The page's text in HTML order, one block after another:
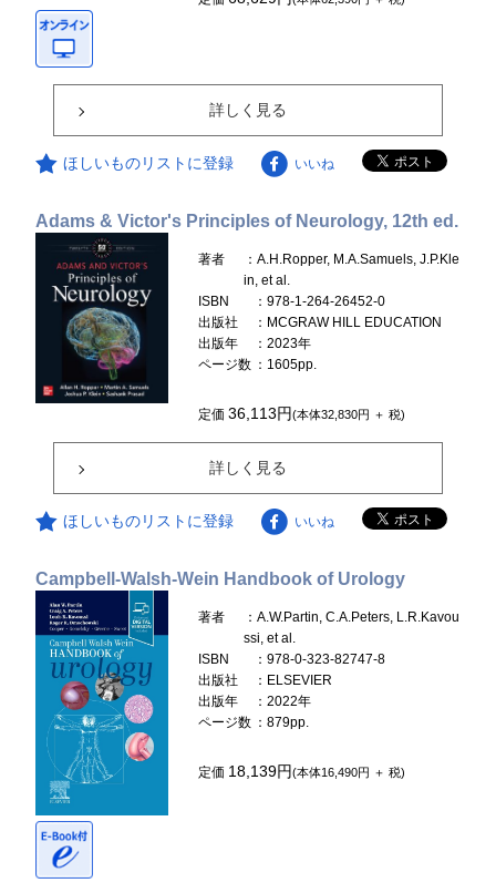
詳しく見る
ほしいものリストに登録 いいね
Adams & Victor's Principles of Neurology, 12th ed.
著者
：A.H.Ropper, M.A.Samuels, J.P.Kle
in, et al.
ISBN
：978-1-264-26452-0
出版社
：MCGRAW HILL EDUCATION
出版年
：2023年
ページ数 ：1605pp.
定価36,113円(本体32,830円 ＋ 税)
詳しく見る
ほしいものリストに登録 いいね
Campbell-Walsh-Wein Handbook of Urology
著者
：A.W.Partin, C.A.Peters, L.R.Kavou
ssi, et al.
ISBN
：978-0-323-82747-8
出版社
：ELSEVIER
出版年
：2022年
ページ数 ：879pp.
定価 18,139円(本体16,490円 ＋ 税)